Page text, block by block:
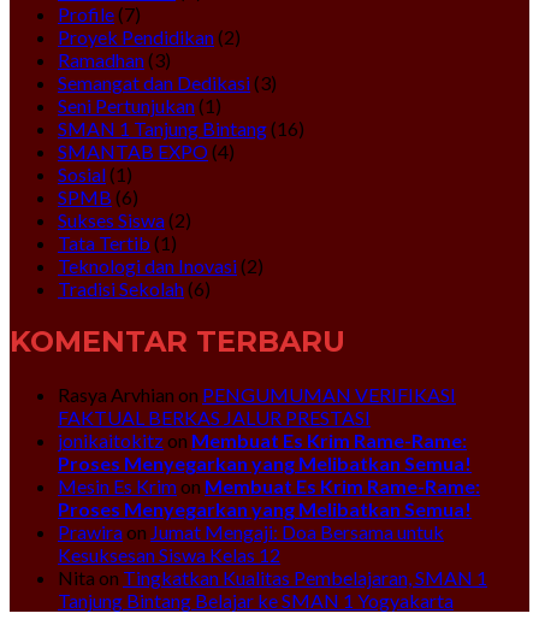
Profile(7)
Proyek Pendidikan(2)
Ramadhan(3)
Semangat dan Dedikasi(3)
Seni Pertunjukan(1)
SMAN 1 Tanjung Bintang(16)
SMANTAB EXPO(4)
Sosial(1)
SPMB (6)
Sukses Siswa(2)
Tata Tertib (1)
Teknologi dan Inovasi(2)
Tradisi Sekolah(6)
KOMENTAR TERBARU
Rasya Arvhian on PENGUMUMAN VERIFIKASI
FAKTUAL BERKAS JALUR PRESTASI
jonikaitokitzon Membuat Es Krim Rame-Rame:
Proses Menyegarkan yang Melibatkan Semua!
Mesin Es Krimon Membuat Es Krim Rame-Rame:
Proses Menyegarkan yang Melibatkan Semua!
Prawiraon Jumat Mengaji: Doa Bersama untuk
Kesuksesan Siswa Kelas 12
Nita on Tingkatkan Kualitas Pembelajaran, SMAN 1
Tanjung Bintang Belajar ke SMAN 1 Yogyakarta